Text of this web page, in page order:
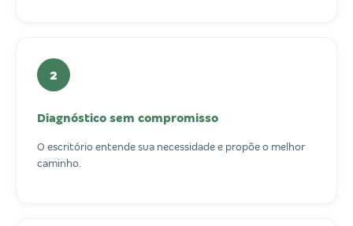
2
Diagnóstico sem compromisso
O escritório entende sua necessidade e propõe o melhor
caminho.